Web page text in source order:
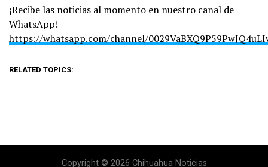
¡Recibe las noticias al momento en nuestro canal de
WhatsApp!
https://whatsapp.com/channel/
RELATED TOPICS:
Copyright © 2026 Chihuahua Noticias